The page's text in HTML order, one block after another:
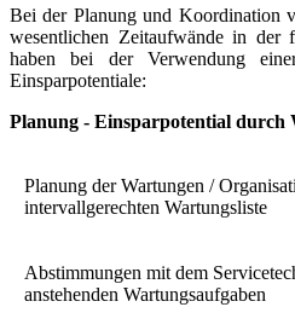
Bei der Planung und Koordination
wesentlichen Zeitaufwände in der
haben bei der Verwendung
Einsparpotentiale:
Planung - Einsparpotential durch
Planung der Wartungen /
intervallgerechten Wartungsliste
Abstimmungen mit dem
anstehenden Wartungsaufgaben